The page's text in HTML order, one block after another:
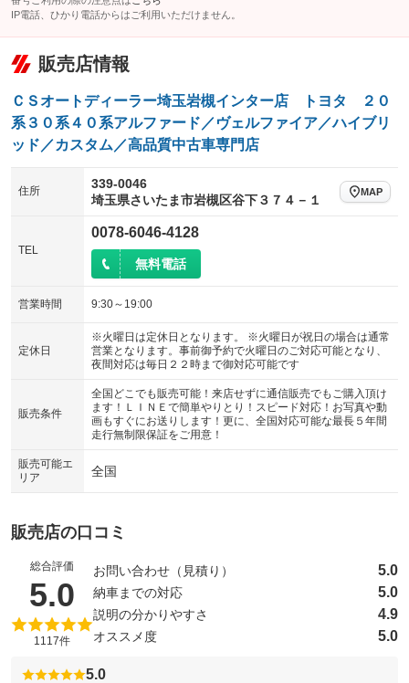
IP電話、ひかり電話からはご利用いただけません。
販売店情報
ＣＳオートディーラー埼玉岩槻インター店 トヨタ ２０
系３０系４０系アルファード／ヴェルファイア／ハイブリ
ッド／カスタム／高品質中古車専門店
住所
339-0046
埼玉県さいたま市岩槻区谷下３７４－１
MAP
TEL
0078-6046-4128
無料電話
営業時間 9:30～19:00
定休日
※火曜日は定休日となります。 ※火曜日が祝日の場合は通常
営業となります。事前御予約で火曜日のご対応可能となり、
夜間対応は毎日２２時まで御対応可能です
販売条件
全国どこでも販売可能！来店せずに通信販売でもご購入頂け
ます！ＬＩＮＥで簡単やりとり！スピード対応！お写真や動
画もすぐにお送りします！更に、全国対応可能な最長５年間
走行無制限保証をご用意！
販売可能エ
リア
全国
販売店の口コミ
総合評価
5.0 （5点満点中）
1117件
お問い合わせ（見積り） 5.0
納車までの対応 5.0
説明の分かりやすさ 4.9
オススメ度 5.0
5.0